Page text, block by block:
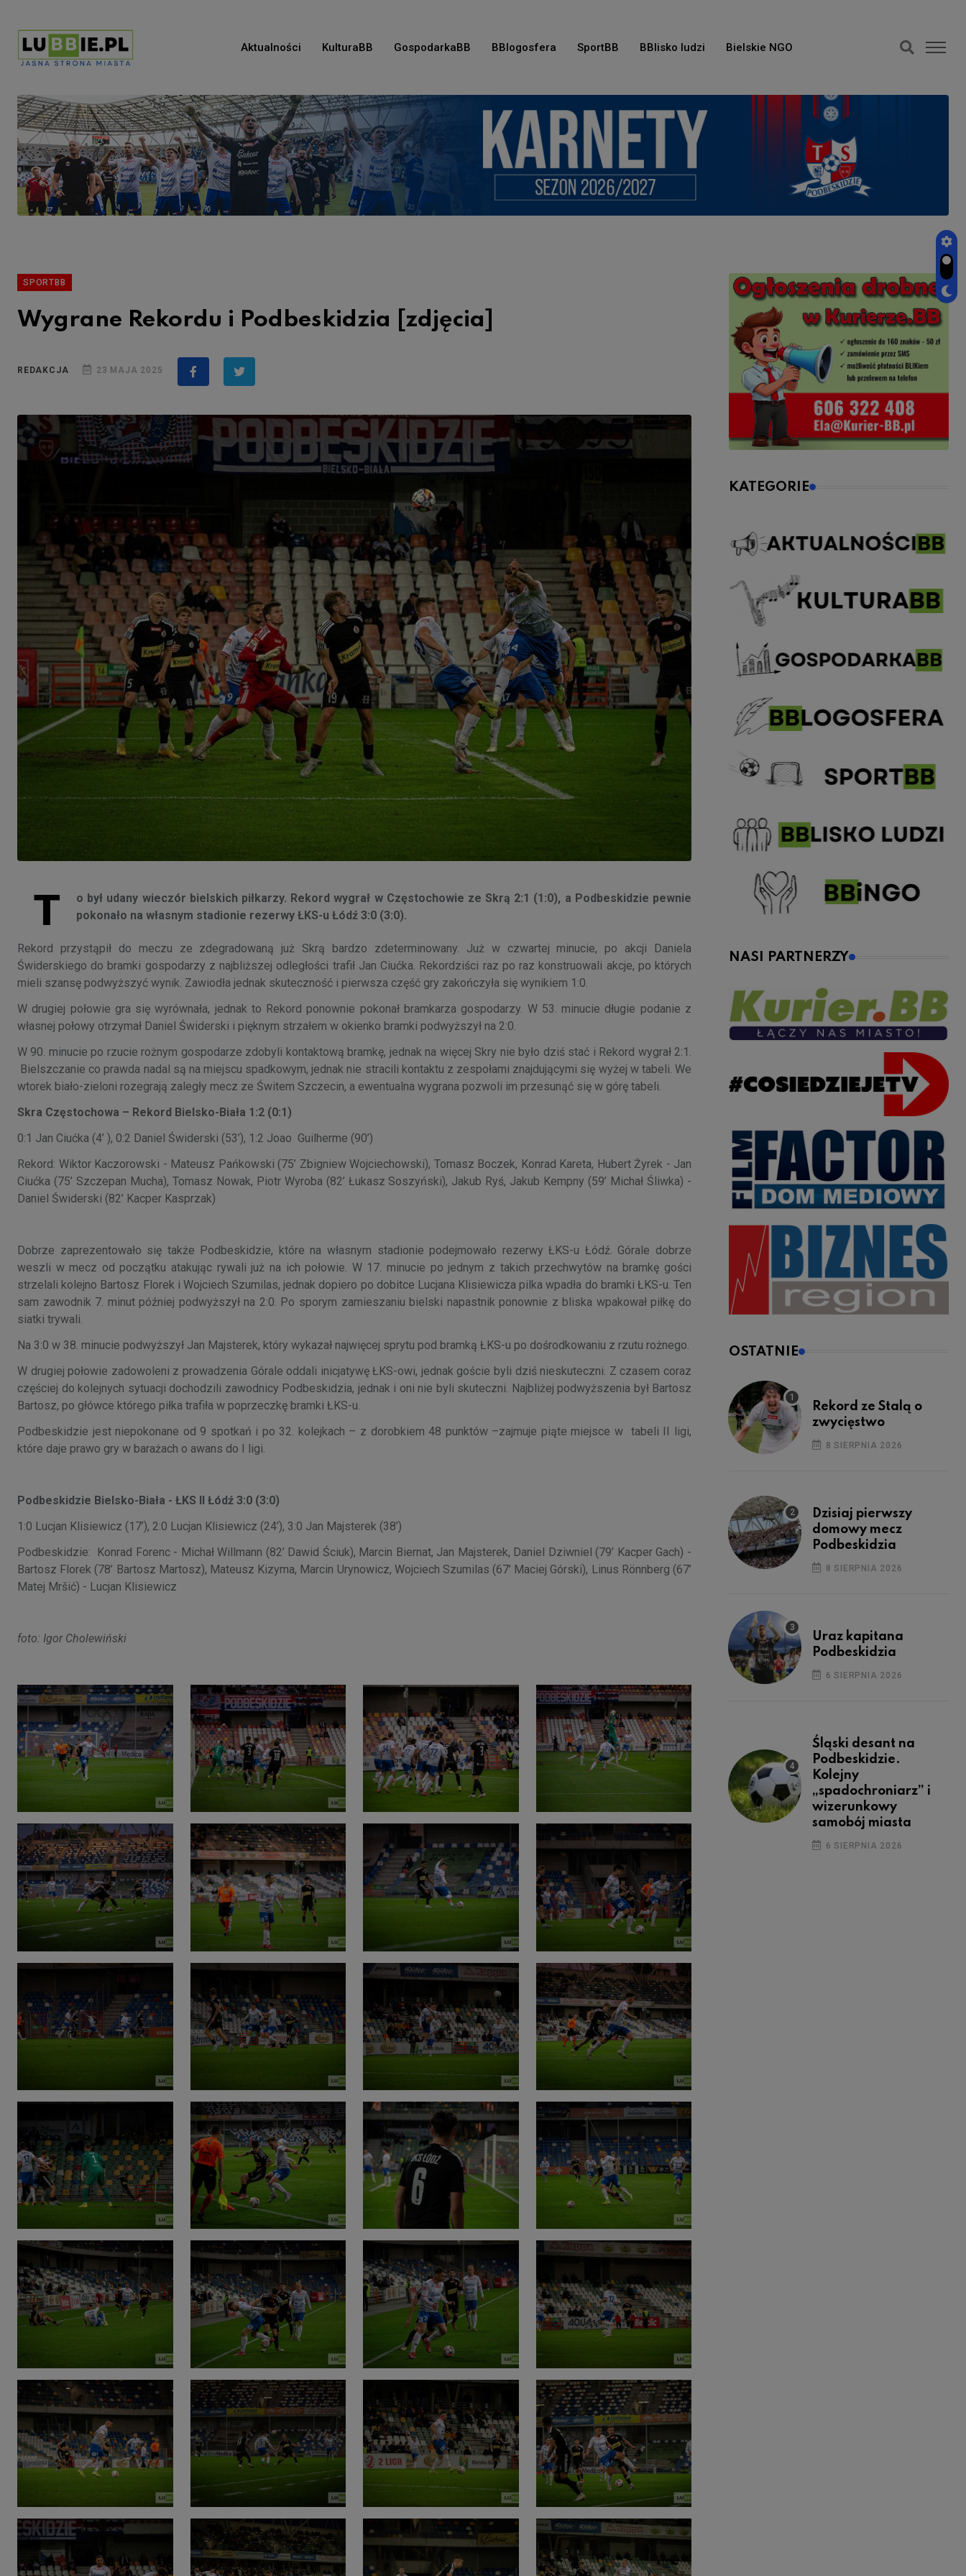
Aktualności KulturaBB GospodarkaBB BBlogosfera SportBB BBlisko ludzi Bielskie NGO
SPORTBB
Wygrane Rekordu i Podbeskidzia [zdjęcia]
REDAKCJA 23 MAJA 2025
T
o był udany wieczór bielskich piłkarzy. Rekord wygrał w Częstochowie ze Skrą 2:1 (1:0), a Podbeskidzie pewnie
pokonało na własnym stadionie rezerwy ŁKS-u Łódź 3:0 (3:0).
Rekord przystąpił do meczu ze zdegradowaną już Skrą bardzo zdeterminowany. Już w czwartej minucie, po akcji Daniela
Świderskiego do bramki gospodarzy z najbliższej odległości trafił Jan Ciućka. Rekordziści raz po raz konstruowali akcje, po których
mieli szansę podwyższyć wynik. Zawiodła jednak skuteczność i pierwsza część gry zakończyła się wynikiem 1:0.
W drugiej połowie gra się wyrównała, jednak to Rekord ponownie pokonał bramkarza gospodarzy. W 53. minucie długie podanie z
własnej połowy otrzymał Daniel Świderski i pięknym strzałem w okienko bramki podwyższył na 2:0.
W 90. minucie po rzucie rożnym gospodarze zdobyli kontaktową bramkę, jednak na więcej Skry nie było dziś stać i Rekord wygrał 2:1.
Bielszczanie co prawda nadal są na miejscu spadkowym, jednak nie stracili kontaktu z zespołami znajdującymi się wyżej w tabeli. We
wtorek biało-zieloni rozegrają zaległy mecz ze Świtem Szczecin, a ewentualna wygrana pozwoli im przesunąć się w górę tabeli.
Skra Częstochowa – Rekord Bielsko-Biała 1:2 (0:1)
0:1 Jan Ciućka (4’ ), 0:2 Daniel Świderski (53’), 1:2 Joao Guilherme (90’)
Rekord: Wiktor Kaczorowski - Mateusz Pańkowski (75’ Zbigniew Wojciechowski), Tomasz Boczek, Konrad Kareta, Hubert Żyrek - Jan
Ciućka (75’ Szczepan Mucha), Tomasz Nowak, Piotr Wyroba (82’ Łukasz Soszyński), Jakub Ryś, Jakub Kempny (59’ Michał Śliwka) -
Daniel Świderski (82’ Kacper Kasprzak)
Dobrze zaprezentowało się także Podbeskidzie, które na własnym stadionie podejmowało rezerwy ŁKS-u Łódź. Górale dobrze
weszli w mecz od początku atakując rywali już na ich połowie. W 17. minucie po jednym z takich przechwytów na bramkę gości
strzelali kolejno Bartosz Florek i Wojciech Szumilas, jednak dopiero po dobitce Lucjana Klisiewicza pilka wpadła do bramki ŁKS-u. Ten
sam zawodnik 7. minut później podwyższył na 2:0. Po sporym zamieszaniu bielski napastnik ponownie z bliska wpakował piłkę do
siatki trywali.
Na 3:0 w 38. minucie podwyższył Jan Majsterek, który wykazał najwięcej sprytu pod bramką ŁKS-u po dośrodkowaniu z rzutu rożnego.
W drugiej połowie zadowoleni z prowadzenia Górale oddali inicjatywę ŁKS-owi, jednak goście byli dziś nieskuteczni. Z czasem coraz
częściej do kolejnych sytuacji dochodzili zawodnicy Podbeskidzia, jednak i oni nie byli skuteczni. Najbliżej podwyższenia był Bartosz
Bartosz, po główce którego piłka trafiła w poprzeczkę bramki ŁKS-u.
Podbeskidzie jest niepokonane od 9 spotkań i po 32. kolejkach – z dorobkiem 48 punktów –zajmuje piąte miejsce w tabeli II ligi,
które daje prawo gry w barażach o awans do I ligi.
Podbeskidzie Bielsko-Biała - ŁKS II Łódź 3:0 (3:0)
1:0 Lucjan Klisiewicz (17’), 2:0 Lucjan Klisiewicz (24’), 3:0 Jan Majsterek (38’)
Podbeskidzie: Konrad Forenc - Michał Willmann (82’ Dawid Ściuk), Marcin Biernat, Jan Majsterek, Daniel Dziwniel (79’ Kacper Gach) -
Bartosz Florek (78’ Bartosz Martosz), Mateusz Kizyma, Marcin Urynowicz, Wojciech Szumilas (67’ Maciej Górski), Linus Rönnberg (67’
Matej Mršić) - Lucjan Klisiewicz
foto: Igor Cholewiński
KATEGORIE
NASI PARTNERZY
OSTATNIE
Rekord ze Stalą o
zwycięstwo
8 SIERPNIA 2026
Dzisiaj pierwszy
domowy mecz
Podbeskidzia
8 SIERPNIA 2026
Uraz kapitana
Podbeskidzia
6 SIERPNIA 2026
Śląski desant na
Podbeskidzie.
Kolejny
„spadochroniarz” i
wizerunkowy
samobój miasta
6 SIERPNIA 2026